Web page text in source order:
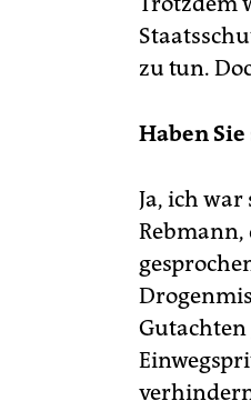
zu tun.
Haben
Ja, ich
Gutachten